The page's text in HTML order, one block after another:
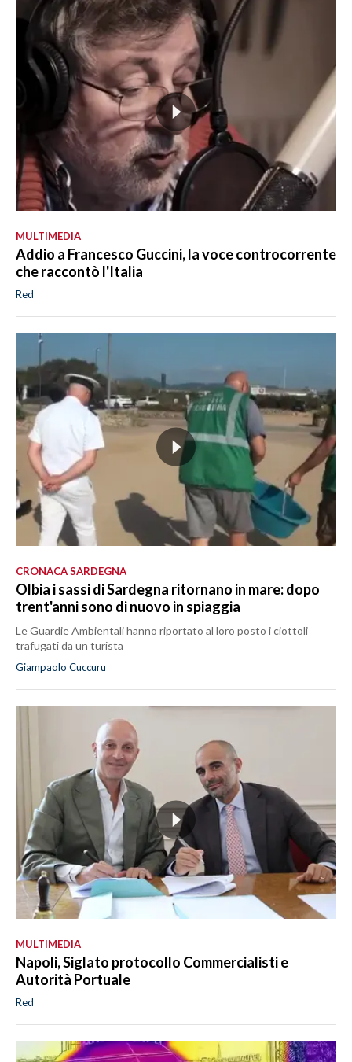
MULTIMEDIA
Addio a Francesco Guccini, la voce controcorrente
che raccontò l'Italia
Red
CRONACA SARDEGNA
Olbia i sassi di Sardegna ritornano in mare: dopo
trent'anni sono di nuovo in spiaggia
Le Guardie Ambientali hanno riportato al loro posto i ciottoli
trafugati da un turista
Giampaolo Cuccuru
MULTIMEDIA
Napoli, Siglato protocollo Commercialisti e
Autorità Portuale
Red